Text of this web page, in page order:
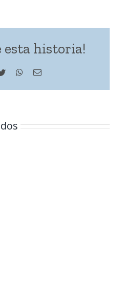
esta historia!
Twitter WhatsApp
Correo